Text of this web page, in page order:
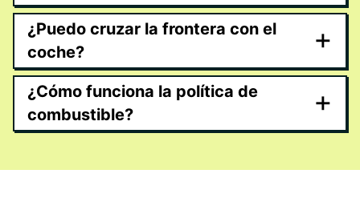
¿Puedo cruzar la frontera con el
coche?
+
¿Cómo funciona la política de
combustible?
+